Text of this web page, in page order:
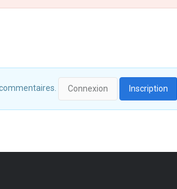
Connexion Inscription